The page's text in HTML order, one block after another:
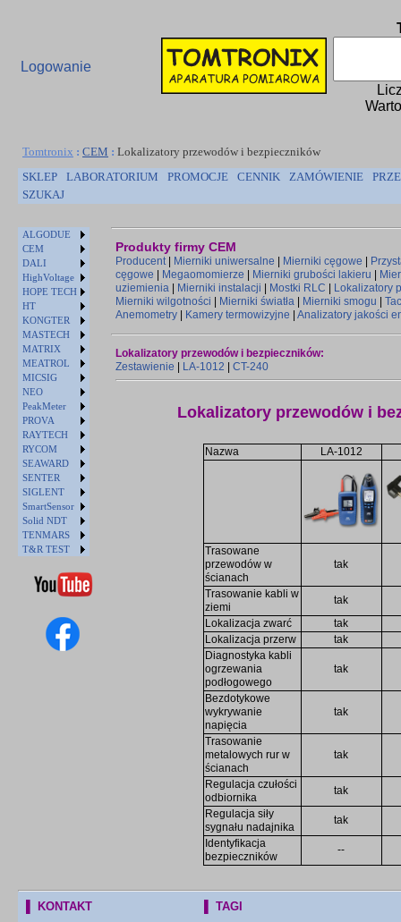
Logowanie
Tomtronix : CEM : Lokalizatory przewodów i bezpieczników
SKLEP
LABORATORIUM PROMOCJE CENNIK ZAMÓWIENIE
SZUKAJ
ALGODUE
CEM
DALI
HighVoltage
HOPE TECH
HT
KONGTER
MASTECH
MATRIX
MEATROL
MICSIG
NEO
PeakMeter
PROVA
RAYTECH
RYCOM
SEAWARD
SENTER
SIGLENT
SmartSensor
Solid NDT
TENMARS
T&R TEST
Produkty firmy CEM
Producent| Mierniki uniwersalne Mierniki cęgowe
cęgowe
Megaomomierze Mierniki grubości lakieru
uziemienia
Mierniki instalacji Mostki RLC
Lokalizatory
Mierniki wilgotności
Mierniki światła Mierniki smogu
Anemometry
Kamery termowizyjne Analizatory jakości
Lokalizatory przewodów i bezpieczników:
Zestawienie
LA-1012 CT-240
Lokalizatory przewodów i
Nazwa LA-1012
Trasowane
przewodów w
ścianach
tak
Trasowanie kabli w
ziemi
tak
Lokalizacja zwarć
tak
Lokalizacja przerw
tak
Diagnostyka kabli
ogrzewania
podłogowego
tak
Bezdotykowe
wykrywanie
napięcia
tak
Trasowanie
metalowych rur w
ścianach
tak
Regulacja czułości
odbiornika
tak
Regulacja siły
sygnału nadajnika
tak
Identyfikacja
bezpieczników
--
▌ KONTAKT
▌ TAGI